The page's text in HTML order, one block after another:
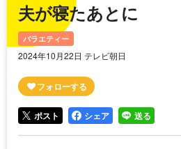
夫が寝たあとに
バラエティー
2024年10月22日 テレビ朝日
ポスト シェア 送る